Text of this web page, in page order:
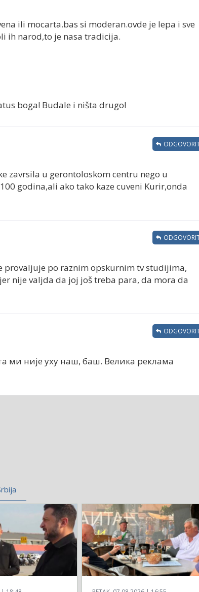
ili mocarta.bas si moderan.ovde je lepa i sve
ih narod,to je nasa tradicija.
boga! Budale i ništa drugo!
zavrsila u gerontoloskom centru nego u
godina,ali ako tako kaze cuveni Kurir,onda
provaljuje po raznim opskurnim tv studijima,
nije valjda da joj još treba para, da mora da
ми није уху наш, баш. Велика реклама